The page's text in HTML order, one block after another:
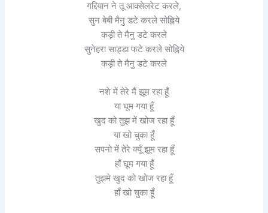
गद्दियान ने तू आक्सेलरेट करले,
सुन बेबी मैनु डटे करले सोह्निये
कड़ी ते मैनु डटे करले
सुनेहरा साड्डा फटे करले सोह्निये
कड़ी ते मैनु डटे करले
नशे में तेरे मैं झूम रहा हूँ
या घूम गया हूँ
खुद को तुझ में खोज रहा हूँ
या खो चुका हूँ
सपनो में तेरे क्यूँ झूम रहा हूँ
हाँ घूम गया हूँ
तुझमे खुद को खोज रहा हूँ
हाँ खो चुका हूँ